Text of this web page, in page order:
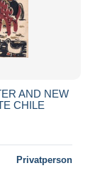
AND NEW
CHILE
Privatperson